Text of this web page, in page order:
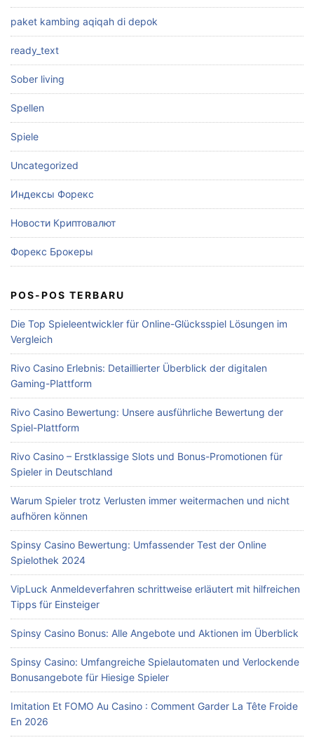
paket kambing aqiqah di depok
ready_text
Sober living
Spellen
Spiele
Uncategorized
Индексы Форекс
Новости Криптовалют
Форекс Брокеры
POS-POS TERBARU
Die Top Spieleentwickler für Online-Glücksspiel Lösungen im
Vergleich
Rivo Casino Erlebnis: Detaillierter Überblick der digitalen
Gaming-Plattform
Rivo Casino Bewertung: Unsere ausführliche Bewertung der
Spiel-Plattform
Rivo Casino – Erstklassige Slots und Bonus-Promotionen für
Spieler in Deutschland
Warum Spieler trotz Verlusten immer weitermachen und nicht
aufhören können
Spinsy Casino Bewertung: Umfassender Test der Online
Spielothek 2024
VipLuck Anmeldeverfahren schrittweise erläutert mit hilfreichen
Tipps für Einsteiger
Spinsy Casino Bonus: Alle Angebote und Aktionen im Überblick
Spinsy Casino: Umfangreiche Spielautomaten und Verlockende
Bonusangebote für Hiesige Spieler
Imitation Et FOMO Au Casino : Comment Garder La Tête Froide
En 2026